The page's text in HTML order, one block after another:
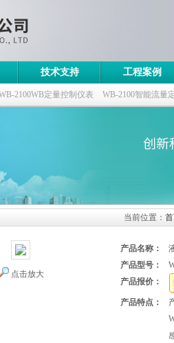
技术支持 工程案例
2100WB定量控制仪表 WB-2100智能流量
当前位置：
点击放大
产品名称：
产品型号：
产品报价：
产品特点：